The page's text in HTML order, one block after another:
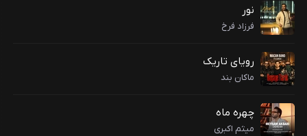
نور
فرزاد فرخ
رویای تاریک
ماکان بند
چهره ماه
میثم اکبری